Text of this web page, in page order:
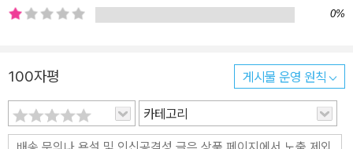
도를 실용적으로 사용되도록 삽입해 여행객의 마음으로 만들어졌습
니다. ‘해시태그 여행 가이드북 시리즈’를 선택하면 쉽고 재미있게 여
란드 시리즈의 완결판인 #해시태그 아이슬란드, 그린란드는 아이슬
란드와 그린란드의 모든 자료를 제공하는 가이드북입니다. 직접 발로
걸으며 찾아가고, 운전하며 찍은 사진들과 아이슬란드인들이 알려준
실용 정보와 맛 집과 카페, 온천, 엑티비티 등 너무 많은 정보들이 제
0%
100자평 게시물 운영 원칙
카테고리